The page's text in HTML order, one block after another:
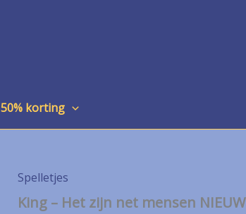
50% korting
Spelletjes
King – Het zijn net mensen NIEUW